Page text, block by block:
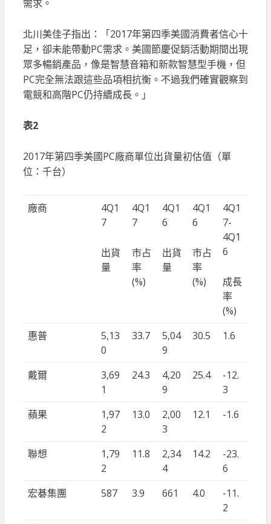
需求。
北川美佳子指出：「2017年第四季美國消費者信心十
足，卻未能帶動PC需求。美國節慶促銷活動期間出現
眾多暢銷產品，像是智慧音箱和新款智慧型手機，但
PC完全無法跟這些品項相抗衡。不過我們確實觀察到
電競和高階PC仍持續成長。」
表2
2017年第四季美國PC廠商單位出貨量初估值（單
位：千台）
廠商
4Q1
7
出貨
量
4Q1
7
市占
率
(%)
4Q1
6
出貨
量
4Q1
6
市占
率
(%)
4Q1
7-
4Q1
6
成長
率
(%)
惠普
5,13
0
33.7
5,04
9
30.5 1.6
戴爾
3,69
1
24.3
4,20
9
25.4
-12.
3
蘋果
1,97
2
13.0
2,00
3
12.1 -1.6
聯想
1,79
2
11.8
2,34
4
14.2
-23.
6
宏碁集團
587 3.9 661 4.0
-11.
2